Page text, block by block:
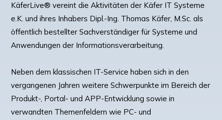
KäferLive® vereint die Aktivitäten der Käfer IT Systeme
e.K. und ihres Inhabers Dipl.-Ing. Thomas Käfer, M.Sc. als
öffentlich bestellter Sachverständiger für Systeme und
Anwendungen der Informationsverarbeitung.
Neben dem klassischen IT-Service haben sich in den
vergangenen Jahren weitere Schwerpunkte im Bereich der
Produkt-, Portal- und APP-Entwicklung sowie in
verwandten Themenfeldern wie PC- und